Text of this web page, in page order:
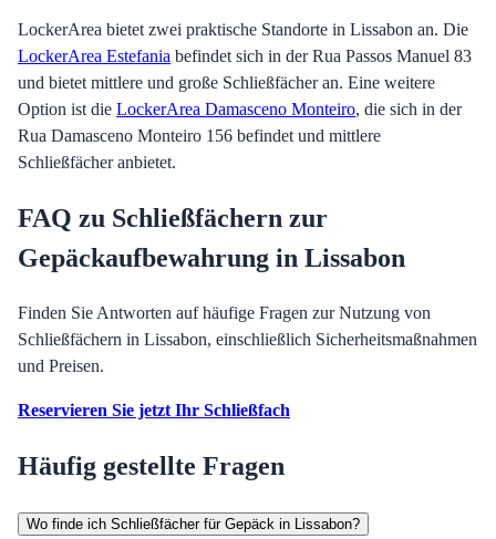
LockerArea bietet zwei praktische Standorte in Lissabon an. Die
LockerArea Estefania befindet sich in der Rua Passos Manuel 83
und bietet mittlere und große Schließfächer an. Eine weitere
Option ist die LockerArea Damasceno Monteiro, die sich in der
Rua Damasceno Monteiro 156 befindet und mittlere
Schließfächer anbietet.
FAQ zu Schließfächern zur
Gepäckaufbewahrung in Lissabon
Finden Sie Antworten auf häufige Fragen zur Nutzung von
Schließfächern in Lissabon, einschließlich Sicherheitsmaßnahmen
und Preisen.
Reservieren Sie jetzt Ihr Schließfach
Häufig gestellte Fragen
Wo finde ich Schließfächer für Gepäck in Lissabon?